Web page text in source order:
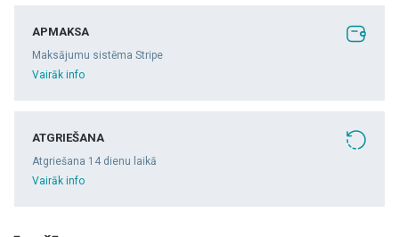
APMAKSA
Maksājumu sistēma Stripe
Vairāk info
ATGRIEŠANA
Atgriešana 14 dienu laikā
Vairāk info